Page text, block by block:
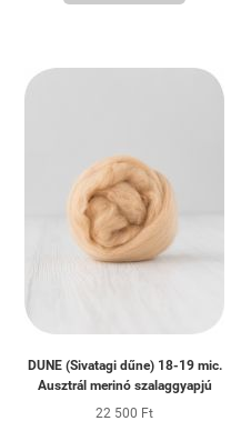
DUNE (Sivatagi dűne) 18-19 mic.
Ausztrál merinó szalaggyapjú
22 500 Ft